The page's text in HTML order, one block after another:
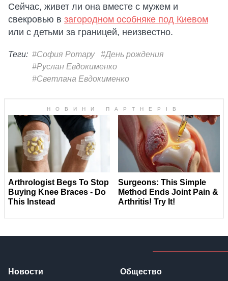
Сейчас, живет ли она вместе с мужем и
свекровью в загородном особняке под Киевом
или с детьми за границей, неизвестно.
Теги: #София Ротару
#День рождения
#Руслан Евдокименко
#Светлана Евдокименко
Новости Общество